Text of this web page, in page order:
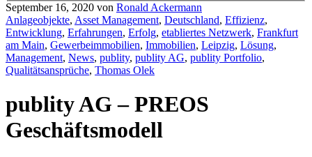
September 16, 2020 von Ronald Ackermann
Anlageobjekte, Asset Management, Deutschland, Effizienz,
Entwicklung, Erfahrungen, Erfolg, etabliertes Netzwerk, Frankfurt
am Main, Gewerbeimmobilien, Immobilien, Leipzig, Lösung,
Management, News, publity, publity AG, publity Portfolio,
Qualitätsansprüche, Thomas Olek
publity AG – PREOS
Geschäftsmodell